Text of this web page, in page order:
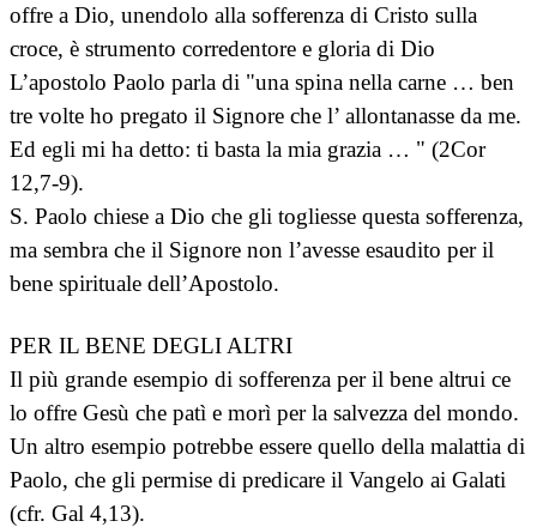
offre a Dio, unendolo alla sofferenza di Cristo sulla
croce, è strumento corredentore e gloria di Dio
L’apostolo Paolo parla di "una spina nella carne … ben
tre volte ho pregato il Signore che l’ allontanasse da me.
Ed egli mi ha detto: ti basta la mia grazia … " (2Cor
12,7-9).
S. Paolo chiese a Dio che gli togliesse questa sofferenza,
ma sembra che il Signore non l’avesse esaudito per il
bene spirituale dell’Apostolo.
PER IL BENE DEGLI ALTRI
Il più grande esempio di sofferenza per il bene altrui ce
lo offre Gesù che patì e morì per la salvezza del mondo.
Un altro esempio potrebbe essere quello della malattia di
Paolo, che gli permise di predicare il Vangelo ai Galati
(cfr. Gal 4,13).